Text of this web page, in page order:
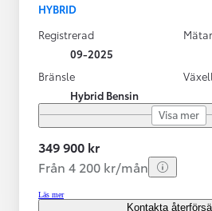
HYBRID
Registrerad
09-2025
Bränsle
Hybrid Bensin
Visa mer
349 900 kr
Från 4 200 kr/mån
Läs mer
Kontakta